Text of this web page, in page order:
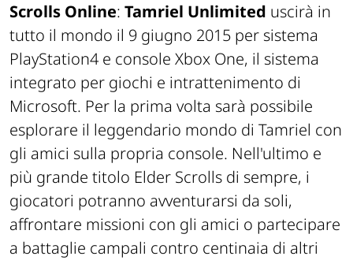
Scrolls Online: Tamriel Unlimited uscirà in
tutto il mondo il 9 giugno 2015 per sistema
PlayStation4 e console Xbox One, il sistema
integrato per giochi e intrattenimento di
Microsoft. Per la prima volta sarà possibile
esplorare il leggendario mondo di Tamriel con
gli amici sulla propria console. Nell'ultimo e
più grande titolo Elder Scrolls di sempre, i
giocatori potranno avventurarsi da soli,
affrontare missioni con gli amici o partecipare
a battaglie campali contro centinaia di altri